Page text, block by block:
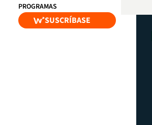
PROGRAMAS
SUSCRÍBASE